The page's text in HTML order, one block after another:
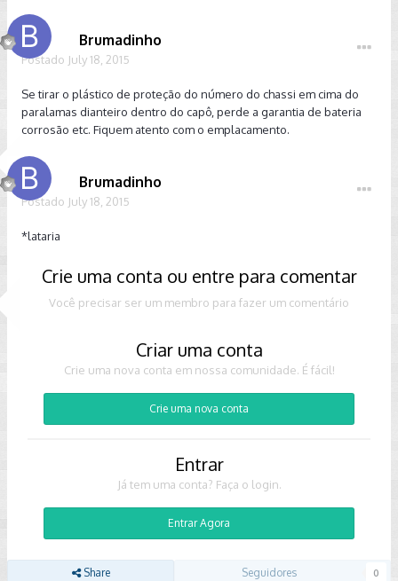
Brumadinho
Postado July 18, 2015
Se tirar o plástico de proteção do número do chassi em cima do
paralamas dianteiro dentro do capô, perde a garantia de bateria
corrosão etc. Fiquem atento com o emplacamento.
Brumadinho
Postado July 18, 2015
*lataria
Crie uma conta ou entre para comentar
Você precisar ser um membro para fazer um comentário
Criar uma conta
Crie uma nova conta em nossa comunidade. É fácil!
Crie uma nova conta
Entrar
Já tem uma conta? Faça o login.
Entrar Agora
Share Seguidores 0